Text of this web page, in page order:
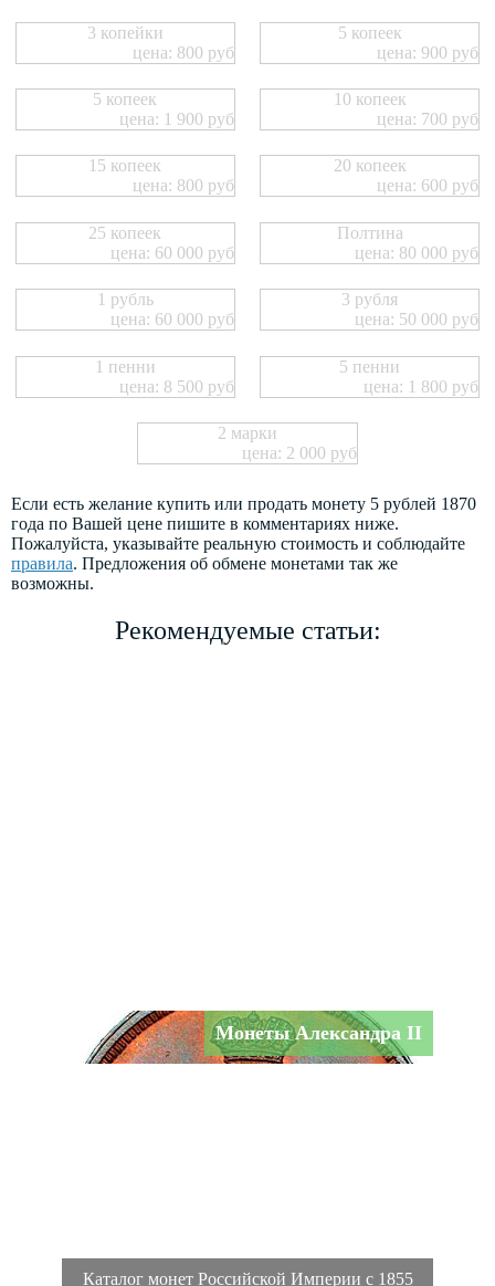
3 копейки
цена: 800 руб
5 копеек
цена: 900 руб
5 копеек
цена: 1 900 руб
10 копеек
цена: 700 руб
15 копеек
цена: 800 руб
20 копеек
цена: 600 руб
25 копеек
цена: 60 000 руб
Полтина
цена: 80 000 руб
1 рубль
цена: 60 000 руб
3 рубля
цена: 50 000 руб
1 пенни
цена: 8 500 руб
5 пенни
цена: 1 800 руб
2 марки
цена: 2 000 руб
Если есть желание купить или продать монету 5 рублей 1870
года по Вашей цене пишите в комментариях ниже.
Пожалуйста, указывайте реальную стоимость и соблюдайте
правила. Предложения об обмене монетами так же
возможны.
Рекомендуемые статьи:
Монеты Александра II
Каталог монет Российской Империи с 1855